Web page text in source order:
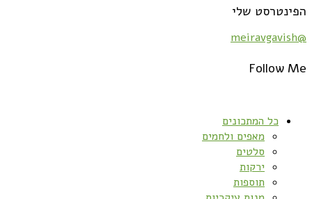
הפינטרסט שלי
@meiravgavish
Follow Me
כל המתכונים
מאפים ולחמים
סלטים
ירקות
תוספות